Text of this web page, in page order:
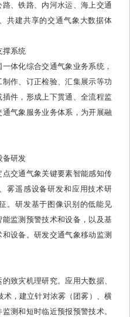
、铁路、内河水运、海上交通
共建共享的交通气象大数据体
撑系统
体化综合交通气象业务系统，
作、订正检验、汇集展示等功
件，形成上下贯通、全流程监
气象服务业务体系，为开展融
备研发
交通气象关键要素智能感知传
雾遥感设备研发和应用技术研
。研发基于图像识别的低能见
监测预警技术和设备，以及基
设备。研发交通气象移动监测
致灾机理研究。应用大数据、
术，建立针对浓雾（团雾）、横
测和短时临近预报预警技术。